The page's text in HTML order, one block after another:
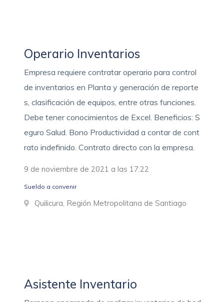
Operario Inventarios
Empresa requiere contratar operario para control
de inventarios en Planta y generación de reporte
s, clasificación de equipos, entre otras funciones.
Debe tener conocimientos de Excel. Beneficios: S
eguro Salud. Bono Productividad a contar de cont
rato indefinido. Contrato directo con la empresa.
9 de noviembre de 2021 a las 17:22
Sueldo a convenir
Quilicura, Región Metropolitana de Santiago
Asistente Inventario